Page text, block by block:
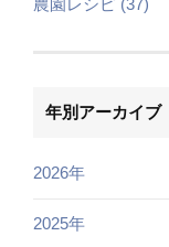
農園レシピ (37)
年別アーカイブ
2026年
2025年